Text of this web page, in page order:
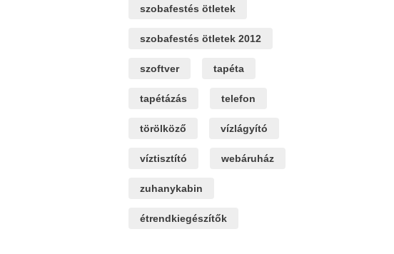
szobafestés ötletek
szobafestés ötletek 2012
szoftver tapéta
tapétázás telefon
törölköző vízlágyító
víztisztító webáruház
zuhanykabin
étrendkiegészítők